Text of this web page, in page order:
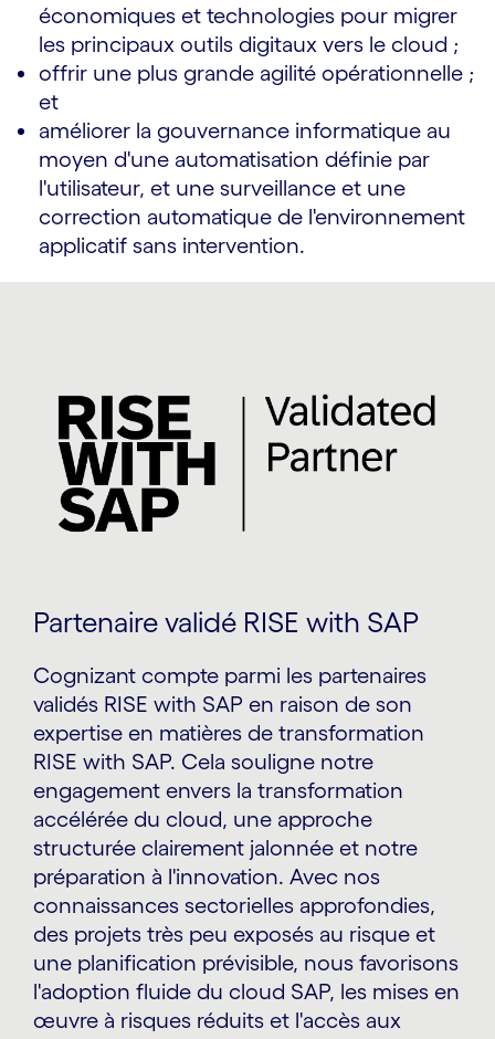
économiques et technologies pour migrer
les principaux outils digitaux vers le cloud ;
offrir une plus grande agilité opérationnelle ;
et
améliorer la gouvernance informatique au
moyen d'une automatisation définie par
l'utilisateur, et une surveillance et une
correction automatique de l'environnement
applicatif sans intervention.
Partenaire validé RISE with SAP
Cognizant compte parmi les partenaires
validés RISE with SAP en raison de son
expertise en matières de transformation
RISE with SAP. Cela souligne notre
engagement envers la transformation
accélérée du cloud, une approche
structurée clairement jalonnée et notre
préparation à l'innovation. Avec nos
connaissances sectorielles approfondies,
des projets très peu exposés au risque et
une planification prévisible, nous favorisons
l'adoption fluide du cloud SAP, les mises en
œuvre à risques réduits et l'accès aux